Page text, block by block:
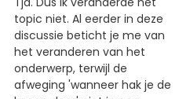
topic niet. Al eerder in deze
discussie beticht je me van
het veranderen van het
onderwerp, terwijl de
afweging 'wanneer hak je de